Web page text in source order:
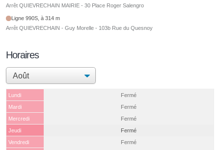
Arrêt QUIEVRECHAIN MAIRIE - 30 Place Roger Salengro
Ligne 990S, à 314 m
Arrêt QUIEVRECHAIN - Guy Morelle - 103b Rue du Quesnoy
Horaires
Lundi
Fermé
Mardi
Fermé
Mercredi
Fermé
Jeudi
Fermé
Vendredi
Fermé